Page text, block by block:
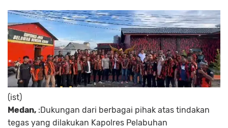
(ist)
Medan, :Dukungan dari berbagai pihak atas tindakan
tegas yang dilakukan Kapolres Pelabuhan